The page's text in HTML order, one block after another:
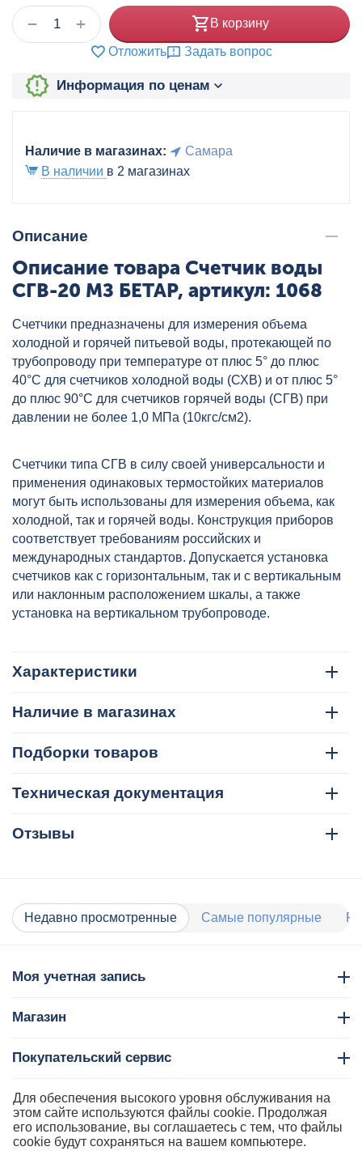
+
− В корзину
Отложить Задать вопрос
Информация по ценам
Наличие в магазинах:
Самара
В наличии в 2 магазинах
Описание
Описание товара Счетчик воды
СГВ-20 МЗ БЕТАР, артикул: 1068
Счетчики предназначены для измерения объема
холодной и горячей питьевой воды, протекающей по
трубопроводу при температуре от плюс 5° до плюс
40°С для счетчиков холодной воды (СХВ) и от плюс 5°
до плюс 90°С для счетчиков горячей воды (СГВ) при
давлении не более 1,0 МПа (10кгс/см2).
Счетчики типа СГВ в силу своей универсальности и
применения одинаковых термостойких материалов
могут быть использованы для измерения объема, как
холодной, так и горячей воды. Конструкция приборов
соответствует требованиям российских и
международных стандартов. Допускается установка
счетчиков как с горизонтальным, так и с вертикальным
или наклонным расположением шкалы, а также
установка на вертикальном трубопроводе.
Характеристики
Наличие в магазинах
Подборки товаров
Техническая документация
Отзывы
Недавно просмотренные Самые популярные
Моя учетная запись
Магазин
Покупательский сервис
Контакты
Для обеспечения высокого уровня обслуживания на
этом сайте используются файлы cookie. Продолжая
его использование, вы соглашаетесь с тем, что файлы
cookie будут сохраняться на вашем компьютере.